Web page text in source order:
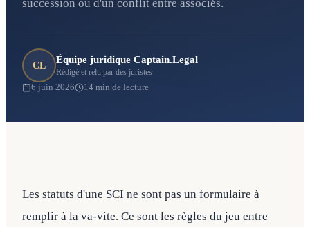
succession ou d'un conflit entre associés.
CL
Équipe juridique Captain.Legal
Rédigé et relu par des juristes
6 juin 2026
14 min de lecture
Les statuts d'une SCI ne sont pas un formulaire à
remplir à la va-vite. Ce sont les règles du jeu entre